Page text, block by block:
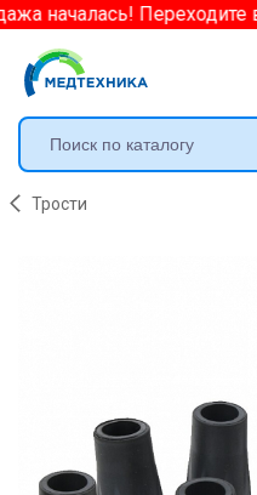
началась! Переходите
Трости